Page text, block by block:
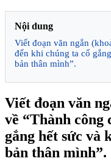
Nội dung
Viết đoạn văn ngắn
đến khi chúng ta cố
bản thân mình”.
Viết đoạn văn
về “Thành công
gắng hết sức và
bản thân mình”.